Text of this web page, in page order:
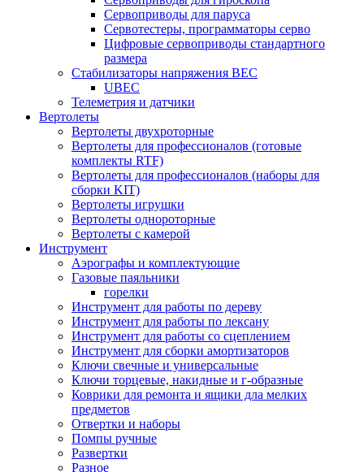
Сервоприводы для паруса
Сервотестеры, программаторы серво
Цифровые сервоприводы стандартного
размера
Стабилизаторы напряжения BEC
UBEC
Телеметрия и датчики
Вертолеты
Вертолеты двухроторные
Вертолеты для профессионалов (готовые
комплекты RTF)
Вертолеты для профессионалов (наборы для
сборки KIT)
Вертолеты игрушки
Вертолеты однороторные
Вертолеты с камерой
Инструмент
Аэрографы и комплектующие
Газовые паяльники
горелки
Инструмент для работы по дереву
Инструмент для работы по лексану
Инструмент для работы со сцеплением
Инструмент для сборки амортизаторов
Ключи свечные и универсальные
Ключи торцевые, накидные и г-образные
Коврики для ремонта и ящики дла мелких
предметов
Отвертки и наборы
Помпы ручные
Развертки
Разное